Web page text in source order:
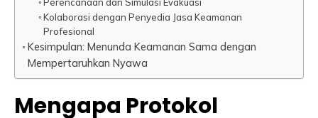
Kolaborasi dengan Penyedia Jasa Keamanan
Profesional
Kesimpulan: Menunda Keamanan Sama dengan
Mempertaruhkan Nyawa
Mengapa Protokol